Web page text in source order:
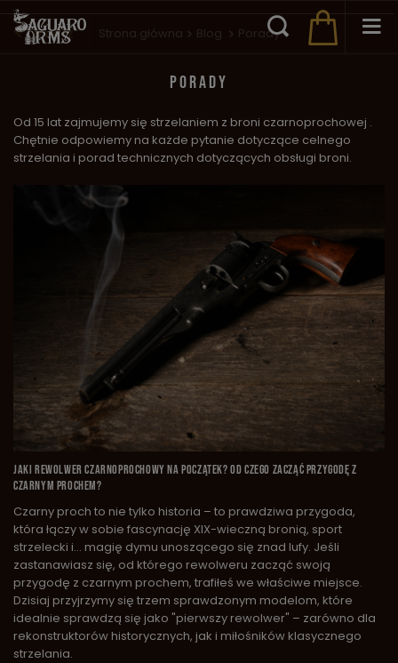
Wstecz Strona główna Blog Porady
PORADY
Od 15 lat zajmujemy się strzelaniem z broni czarnoprochowej .
Chętnie odpowiemy na każde pytanie dotyczące celnego
strzelania i porad technicznych dotyczących obsługi broni.
JAKI REWOLWER CZARNOPROCHOWY NA POCZĄTEK? OD CZEGO ZACZĄĆ PRZYGODĘ Z
CZARNYM PROCHEM?
Czarny proch to nie tylko historia – to prawdziwa przygoda,
która łączy w sobie fascynację XIX-wieczną bronią, sport
strzelecki i... magię dymu unoszącego się znad lufy. Jeśli
zastanawiasz się, od którego rewolweru zacząć swoją
przygodę z czarnym prochem, trafiłeś we właściwe miejsce.
Dzisiaj przyjrzymy się trzem sprawdzonym modelom, które
idealnie sprawdzą się jako "pierwszy rewolwer" – zarówno dla
rekonstruktorów historycznych, jak i miłośników klasycznego
strzelania.